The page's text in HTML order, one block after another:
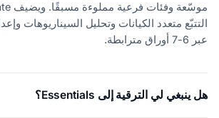
التتبّع متعدد الكيانات وتحليل السيناريوهات
عبر 6-7 أوراق مترابطة.
هل ينبغي لي الترقية إلى Essentials؟